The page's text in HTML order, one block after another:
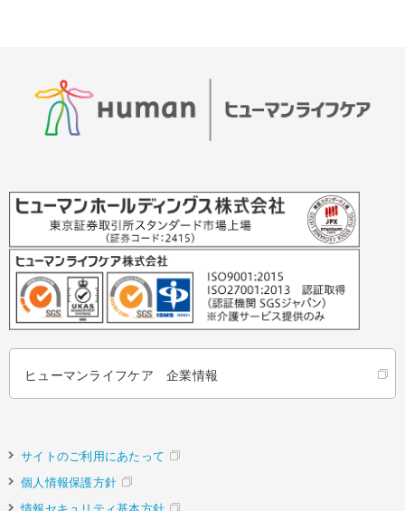
ヒューマンライフケア 企業情報
サイトのご利用にあたって
個人情報保護方針